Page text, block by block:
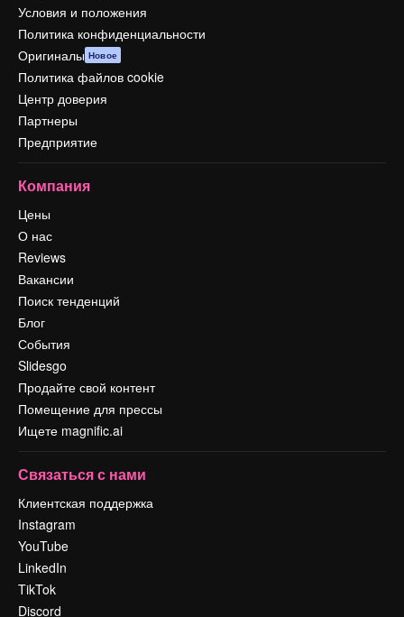
Условия и положения
Политика конфиденциальности
Оригиналы Новое
Политика файлов cookie
Центр доверия
Партнеры
Предприятие
Компания
Цены
О нас
Reviews
Вакансии
Поиск тенденций
Блог
События
Slidesgo
Продайте свой контент
Помещение для прессы
Ищете magnific.ai
Связаться с нами
Клиентская поддержка
Instagram
YouTube
LinkedIn
TikTok
Discord